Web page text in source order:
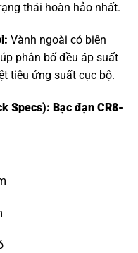
thái hoàn hảo nhất.
Vành ngoài có biên
phân bố đều áp suất
tiêu ứng suất cục bộ.
Specs): Bạc đạn CR8-